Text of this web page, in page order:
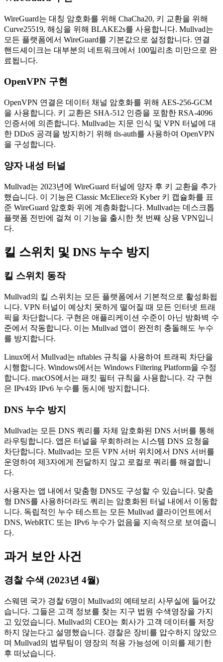
WireGuard는 대칭 암호화를 위해 ChaCha20, 키 교환을 위해
Curve25519, 해싱을 위해 BLAKE2s를 사용합니다. Mullvad는
모든 플랫폼에서 WireGuard를 기본값으로 설정합니다. 연결
핸드셰이크는 대부분의 네트워크에서 100밀리초 미만으로 완
료됩니다.
OpenVPN 구현
OpenVPN 연결은 데이터 채널 암호화를 위해 AES-256-GCM
을 사용합니다. 키 교환은 SHA-512 인증을 포함한 RSA-4096
인증서에 의존합니다. Mullvad는 지문 인식 및 VPN 터널에 대
한 DDoS 공격을 방지하기 위해 tls-auth를 사용하여 OpenVPN
을 구성합니다.
양자 내성 터널
Mullvad는 2023년에 WireGuard 터널에 양자 후 키 교환을 추가
했습니다. 이 기능은 Classic McEliece와 Kyber 키 캡슐화를 표
준 WireGuard 암호화 위에 계층화합니다. Mullvad는 데스크톱
플랫폼 전반에 걸쳐 이 기능을 출시한 첫 번째 상용 VPN입니
다.
킬 스위치 및 DNS 누수 방지
킬 스위치 동작
Mullvad의 킬 스위치는 모든 플랫폼에서 기본적으로 활성화됩
니다. VPN 터널이 예상치 못하게 떨어질 때 모든 인터넷 트래
픽을 차단합니다. 구현은 애플리케이션 수준이 아닌 방화벽 수
준에서 작동합니다. 이는 Mullvad 앱이 완전히 충돌해도 누수
를 방지합니다.
Linux에서 Mullvad는 nftables 규칙을 사용하여 트래픽 차단을
시행합니다. Windows에서는 Windows Filtering Platform을 수정
합니다. macOS에서는 패킷 필터 규칙을 사용합니다. 각 구현
은 IPv4와 IPv6 누수를 동시에 방지합니다.
DNS 누수 방지
Mullvad는 모든 DNS 쿼리를 자체 암호화된 DNS 서버를 통해
라우팅합니다. 앱은 터널을 우회하려는 시스템 DNS 요청을
차단합니다. Mullvad는 모든 VPN 서버 위치에서 DNS 서버를
운영하여 제3자에게 전달하지 않고 로컬로 쿼리를 해결합니
다.
사용자는 앱 내에서 맞춤형 DNS도 구성할 수 있습니다. 맞춤
형 DNS를 사용하더라도 쿼리는 암호화된 터널 내에서 이동합
니다. 독립적인 누수 테스트는 모든 Mullvad 클라이언트에서
DNS, WebRTC 또는 IPv6 누수가 없음을 지속적으로 보여줍니
다.
과거 보안 사건
경찰 수색 (2023년 4월)
스웨덴 국가 경찰 6명이 Mullvad의 예테보리 사무실에 들어갔
습니다. 그들은 고객 정보를 찾는 지구 법원 수색영장을 가지
고 있었습니다. Mullvad의 CEO는 회사가 고객 데이터를 저장
하지 않는다고 설명했습니다. 경찰은 장비를 압수하지 않았으
며 Mullvad의 법무팀이 영장의 적용 가능성에 이의를 제기한
후 떠났습니다.